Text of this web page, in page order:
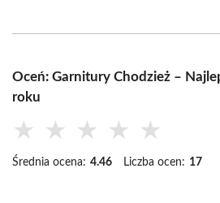
Oceń: Garnitury Chodzież –
roku
★ ★ ★ ★ ★
Średnia ocena: 4.46 Liczba ocen: 17